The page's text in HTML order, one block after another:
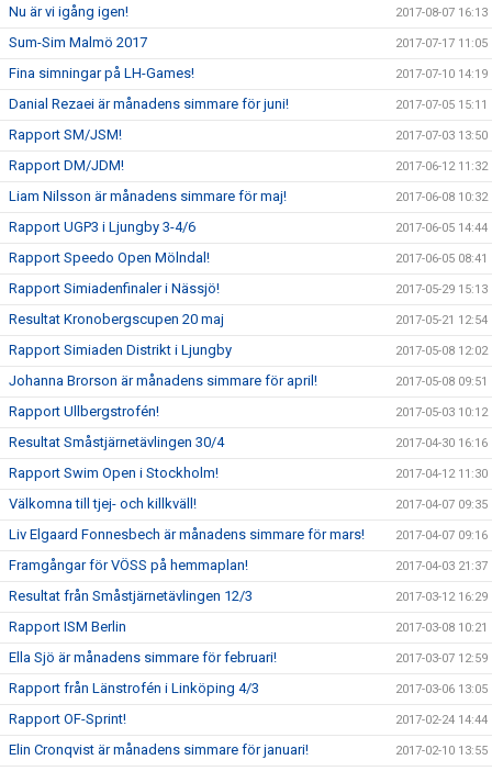
Nu är vi igång igen! 2017-08-07 16:13
Sum-Sim Malmö 2017 2017-07-17 11:05
Fina simningar på LH-Games! 2017-07-10 14:19
Danial Rezaei är månadens simmare för juni! 2017-07-05 15:11
Rapport SM/JSM! 2017-07-03 13:50
Rapport DM/JDM! 2017-06-12 11:32
Liam Nilsson är månadens simmare för maj! 2017-06-08 10:32
Rapport UGP3 i Ljungby 3-4/6 2017-06-05 14:44
Rapport Speedo Open Mölndal! 2017-06-05 08:41
Rapport Simiadenfinaler i Nässjö! 2017-05-29 15:13
Resultat Kronobergscupen 20 maj 2017-05-21 12:54
Rapport Simiaden Distrikt i Ljungby 2017-05-08 12:02
Johanna Brorson är månadens simmare för april! 2017-05-08 09:51
Rapport Ullbergstrofén! 2017-05-03 10:12
Resultat Småstjärnetävlingen 30/4 2017-04-30 16:16
Rapport Swim Open i Stockholm! 2017-04-12 11:30
Välkomna till tjej- och killkväll! 2017-04-07 09:35
Liv Elgaard Fonnesbech är månadens simmare för mars! 2017-04-07 09:16
Framgångar för VÖSS på hemmaplan! 2017-04-03 21:37
Resultat från Småstjärnetävlingen 12/3 2017-03-12 16:29
Rapport ISM Berlin 2017-03-08 10:21
Ella Sjö är månadens simmare för februari! 2017-03-07 12:59
Rapport från Länstrofén i Linköping 4/3 2017-03-06 13:05
Rapport OF-Sprint! 2017-02-24 14:44
Elin Cronqvist är månadens simmare för januari! 2017-02-10 13:55